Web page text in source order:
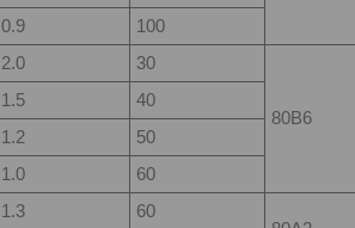
0.9 100
2.0 30
80B6
1.5 40
1.2 50
1.0 60
1.3
60